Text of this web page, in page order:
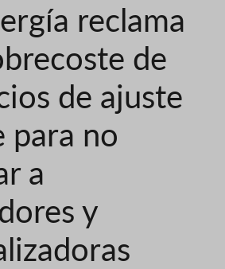
reclama
de
de ajuste
para no
a
y